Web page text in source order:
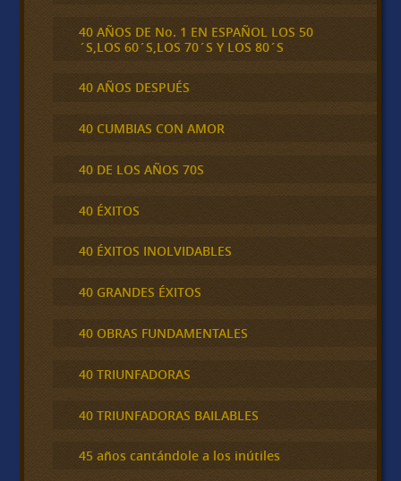
40 AÑOS DE No. 1 EN ESPAÑOL LOS 50
´S,LOS 60´S,LOS 70´S Y LOS 80´S
40 AÑOS DESPUÉS
40 CUMBIAS CON AMOR
40 DE LOS AÑOS 70S
40 ÉXITOS
40 ÉXITOS INOLVIDABLES
40 GRANDES ÉXITOS
40 OBRAS FUNDAMENTALES
40 TRIUNFADORAS
40 TRIUNFADORAS BAILABLES
45 años cantándole a los inútiles